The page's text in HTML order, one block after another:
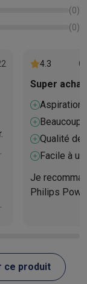
(0)
(0)
4.3
Super achat
Aspiration
Beaucoup
Qualité
Facile à
Je
Philips
bac
nettoyer.
ce produit